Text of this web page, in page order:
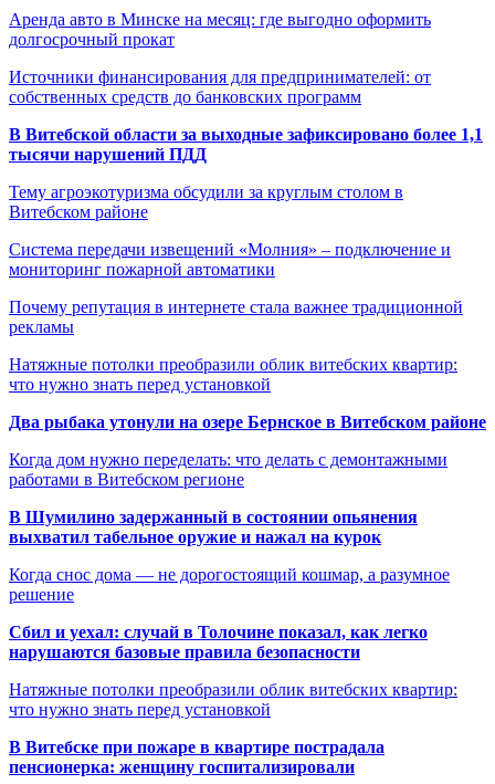
Аренда авто в Минске на месяц: где выгодно оформить
долгосрочный прокат
Источники финансирования для предпринимателей: от
собственных средств до банковских программ
В Витебской области за выходные зафиксировано более 1,1
тысячи нарушений ПДД
Тему агроэкотуризма обсудили за круглым столом в
Витебском районе
Система передачи извещений «Молния» – подключение и
мониторинг пожарной автоматики
Почему репутация в интернете стала важнее традиционной
рекламы
Натяжные потолки преобразили облик витебских квартир:
что нужно знать перед установкой
Два рыбака утонули на озере Бернское в Витебском районе
Когда дом нужно переделать: что делать с демонтажными
работами в Витебском регионе
В Шумилино задержанный в состоянии опьянения
выхватил табельное оружие и нажал на курок
Когда снос дома — не дорогостоящий кошмар, а разумное
решение
Сбил и уехал: случай в Толочине показал, как легко
нарушаются базовые правила безопасности
Натяжные потолки преобразили облик витебских квартир:
что нужно знать перед установкой
В Витебске при пожаре в квартире пострадала
пенсионерка: женщину госпитализировали